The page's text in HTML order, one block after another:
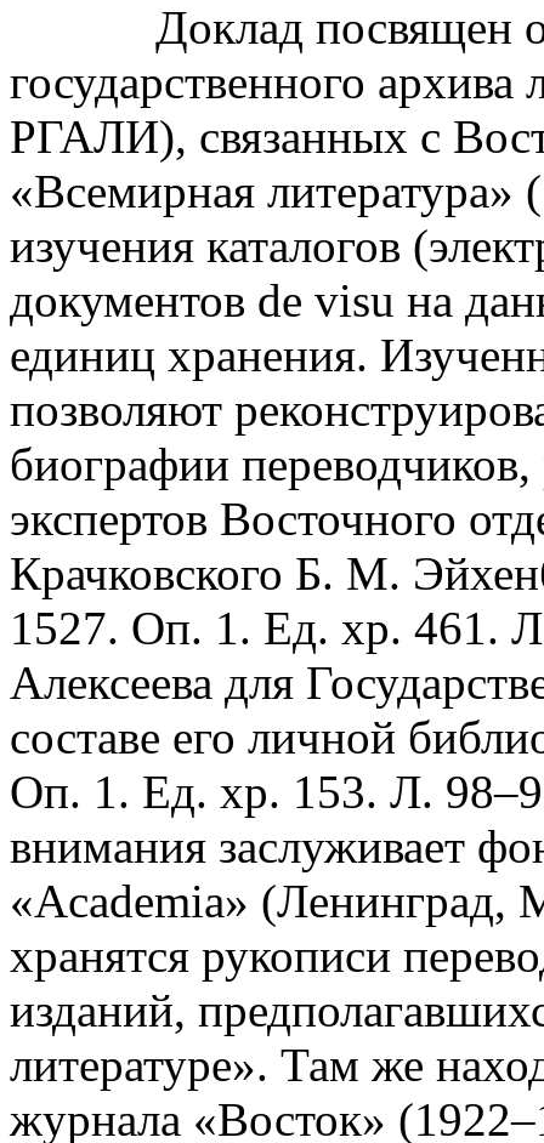
Доклад посвящен
государственного архива
РГАЛИ), связанных с
«Всемирная
изучения каталогов
документов de visu на
единиц хранения.
позволяют
биографии
экспертов Восточного
Крачковского Б. М.
1527. Оп. 1. Ед. хр. 461.
Алексеева для
составе его личной
Оп. 1. Ед. хр. 153. Л.
внимания заслуживает
«Academia» (Ленинград,
хранятся рукописи
изданий,
литературе». Там же
журнала «Восток»